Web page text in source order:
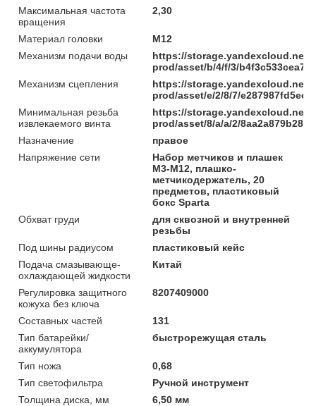
Максимальная частота
вращения
2,30
Материал головки
M12
Механизм подачи воды
https://storage.yandexcloud.net/
prod/asset/b/4/f/3/
Механизм сцепления
https://storage.yandexcloud.net/
prod/asset/e/2/8/7/
Минимальная резьба
извлекаемого винта
https://storage.yandexcloud.net/
prod/asset/8/a/a/2/
Назначение
правое
Напряжение сети
Набор метчиков и плашек
М3-М12, плашко-
метчикодержатель, 20
предметов, пластиковый
бокс Sparta
Обхват груди
для сквозной и внутренней
резьбы
Под шины радиусом
пластиковый кейс
Подача смазывающе-
охлаждающей жидкости
Китай
Регулировка защитного
кожуха без ключа
8207409000
Составных частей
131
Тип батарейки/
аккумулятора
быстрорежущая сталь
Тип ножа
0,68
Тип светофильтра
Ручной инструмент
Толщина диска, мм
6,50 мм